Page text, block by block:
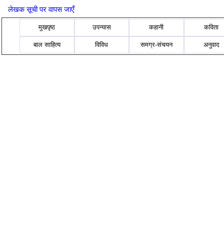
लेखक सूची पर वापस जाएँ
मुखपृष्ठ उपन्यास कहानी कविता
बाल साहित्य विविध समग्र-संचयन अनुवाद